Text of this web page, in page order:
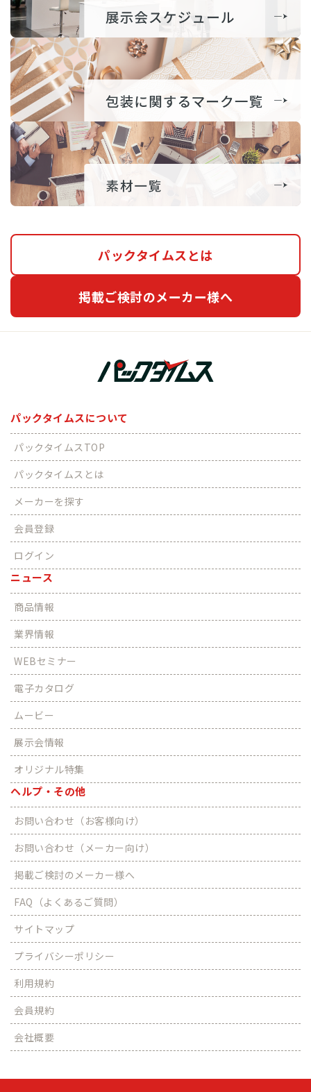
パックタイムスとは
掲載ご検討のメーカー様へ
パックタイムスについて
パックタイムスTOP
パックタイムスとは
メーカーを探す
会員登録
ログイン
ニュース
商品情報
業界情報
WEBセミナー
電子カタログ
ムービー
展示会情報
オリジナル特集
ヘルプ・その他
お問い合わせ（お客様向け）
お問い合わせ（メーカー向け）
掲載ご検討のメーカー様へ
FAQ（よくあるご質問）
サイトマップ
プライバシーポリシー
利用規約
会員規約
会社概要